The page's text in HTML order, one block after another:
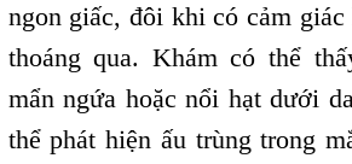
ngon giấc, đôi khi có cảm giác
thoáng qua. Khám có thể
mẩn ngứa hoặc nổi hạt dưới
thể phát hiện ấu trùng trong